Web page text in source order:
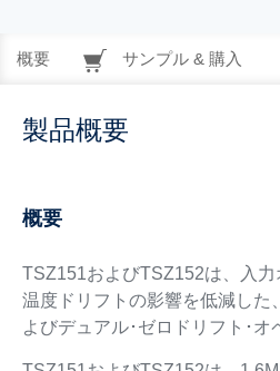
概要 サンプル & 購入
製品概要
概要
TSZ151およびTSZ152は、入
温度ドリフトの影響を低減した
よびデュアル･ゼロドリフト･オ